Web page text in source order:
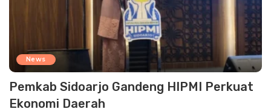
News
Pemkab Sidoarjo Gandeng HIPMI Perkuat
Ekonomi Daerah